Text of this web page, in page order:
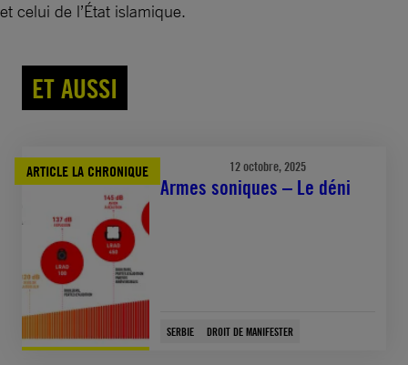
et celui de l’État islamique.
ET AUSSI
ARTICLE LA CHRONIQUE 12 octobre, 2025
Armes soniques – Le déni
SERBIE DROIT DE MANIFESTER